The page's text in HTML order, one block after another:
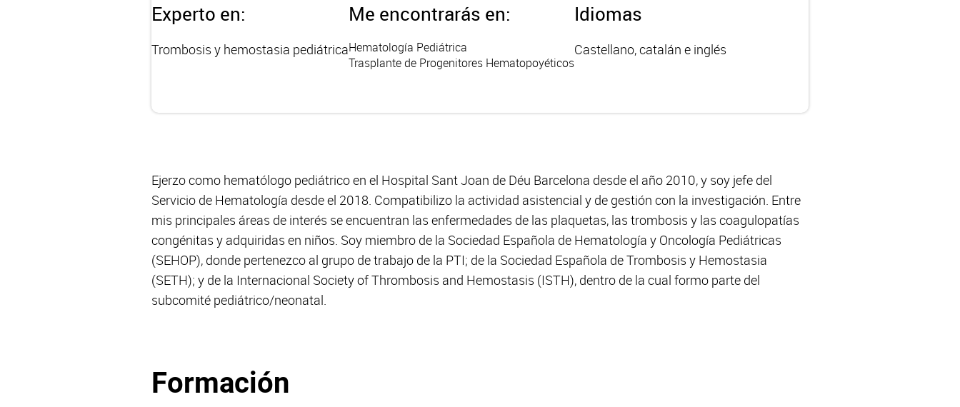
Experto en:
Trombosis y hemostasia pediátrica
Me encontrarás en:
Hematología Pediátrica
Trasplante de Progenitores Hematopoyéticos
Idiomas
Castellano, catalán e inglés
Ejerzo como hematólogo pediátrico en el Hospital Sant Joan de Déu Barcelona desde el año 2010, y soy jefe del
Servicio de Hematología desde el 2018. Compatibilizo la actividad asistencial y de gestión con la investigación. Entre
mis principales áreas de interés se encuentran las enfermedades de las plaquetas, las trombosis y las coagulopatías
congénitas y adquiridas en niños. Soy miembro de la Sociedad Española de Hematología y Oncología Pediátricas
(SEHOP), donde pertenezco al grupo de trabajo de la PTI; de la Sociedad Española de Trombosis y Hemostasia
(SETH); y de la Internacional Society of Thrombosis and Hemostasis (ISTH), dentro de la cual formo parte del
subcomité pediátrico/neonatal.
Formación